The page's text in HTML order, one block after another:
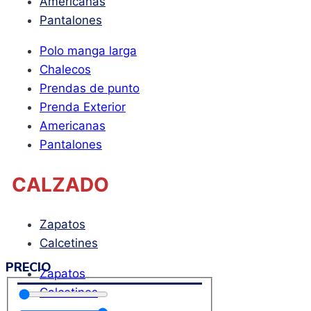
Pantalones
Polo manga larga
Chalecos
Prendas de punto
Prenda Exterior
Americanas
Pantalones
CALZADO
Zapatos
Calcetines
Zapatos
Calcetines
PRECIO